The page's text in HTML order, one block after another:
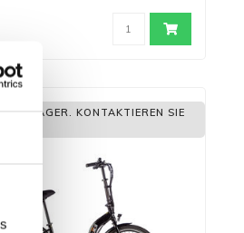
LAGER. KONTAKTIEREN SIE